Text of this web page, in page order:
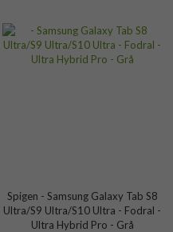
Spigen - Samsung Galaxy Tab S8
Ultra/S9 Ultra/S10 Ultra - Fodral -
Ultra Hybrid Pro - Grå